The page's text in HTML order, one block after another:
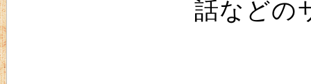
話などの